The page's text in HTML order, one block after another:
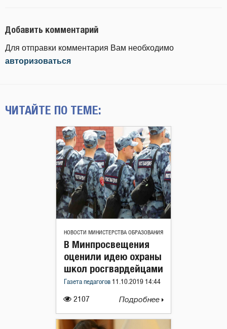
Добавить комментарий
Для отправки комментария Вам необходимо
авторизоваться
ЧИТАЙТЕ ПО ТЕМЕ:
НОВОСТИ МИНИСТЕРСТВА ОБРАЗОВАНИЯ
2107
В Минпросвещения
оценили идею охраны
школ росгвардейцами
Газета педагогов 11.10.2019 14:44
Подробнее